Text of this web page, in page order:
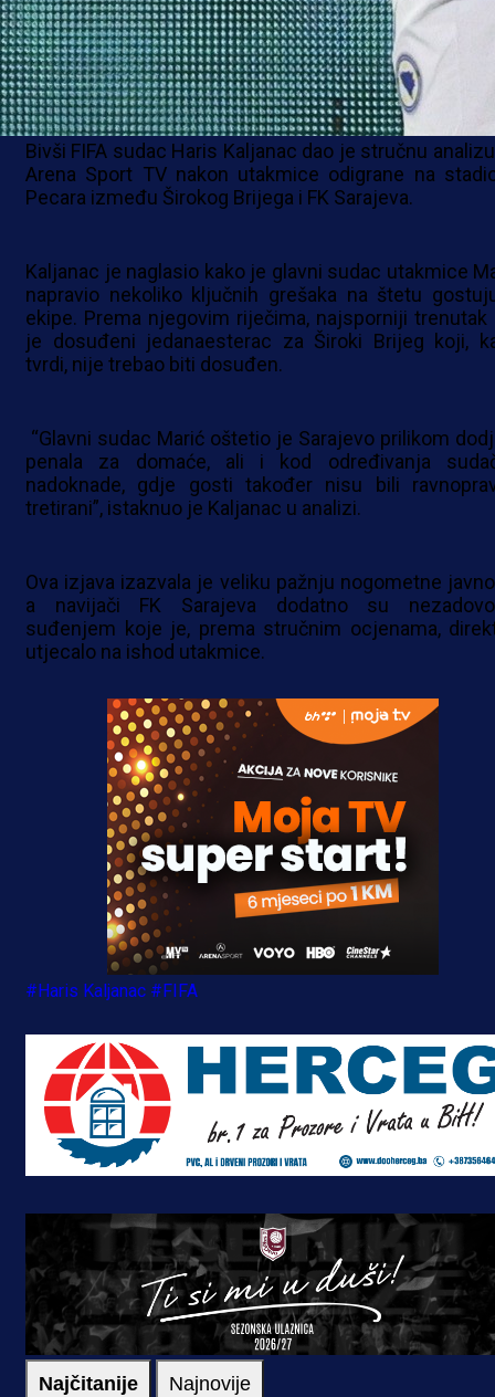
WWIN LIGA BIH
Bivši FIFA sudac Haris Kaljanac dao je stručnu
Arena Sport TV nakon utakmice odigrane na
Pecara između Širokog Brijega i FK Sarajeva.
Kaljanac je naglasio kako je glavni sudac utakmice
napravio nekoliko ključnih grešaka na štetu
ekipe. Prema njegovim riječima, najsporniji trenutak
je dosuđeni jedanaesterac za Široki Brijeg koji,
tvrdi, nije trebao biti dosuđen.
“Glavni sudac Marić oštetio je Sarajevo prilikom
penala za domaće, ali i kod određivanja
nadoknade, gdje gosti također nisu bili
tretirani”, istaknuo je Kaljanac u analizi.
Ova izjava izazvala je veliku pažnju nogometne
a navijači FK Sarajeva dodatno su
suđenjem koje je, prema stručnim ocjenama,
utjecalo na ishod utakmice.
#Haris Kaljanac #FIFA
Najčitanije Najnovije